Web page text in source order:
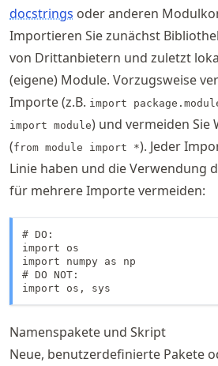
docstrings oder anderen
Importieren Sie zunächst
von Drittanbietern und zuletzt
(eigene) Module. Vorzugsweise
Importe (z.B. import
import module) und vermeiden Sie
(from module import *). Jeder
Linie haben und die Verwendung
für mehrere Importe vermeiden:
# DO:
import os
import numpy as np
# DO NOT:
import os, sys
Namenspakete und Skript
Neue, benutzerdefinierte Pakete